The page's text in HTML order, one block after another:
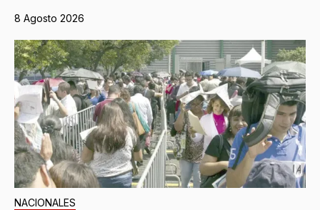
8 Agosto 2026
NACIONALES